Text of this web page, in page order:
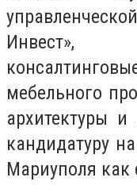
Инвест»,
мебельного
архитектуры
кандидатуру
Мариуполя